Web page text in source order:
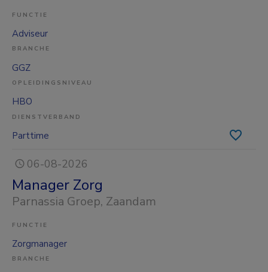
FUNCTIE
Adviseur
BRANCHE
GGZ
OPLEIDINGSNIVEAU
HBO
DIENSTVERBAND
Parttime
06-08-2026
Manager Zorg
Parnassia Groep, Zaandam
FUNCTIE
Zorgmanager
BRANCHE